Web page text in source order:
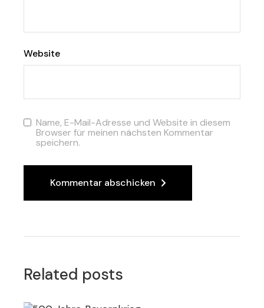
Website
Name, E-Mail-Adresse und Website in diesem
Browser für meinen nächsten Kommentar
speichern.
Kommentar abschicken
Related posts